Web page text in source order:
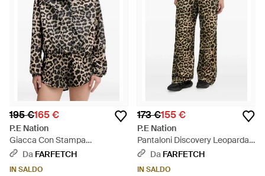
195 €165 €
P.E Nation
Giacca Con Stampa
Leopardata - Nero
Da FARFETCH
IN SALDO
173 €155 €
P.E Nation
Pantaloni Discovery Leopardati
- Nero
Da FARFETCH
IN SALDO